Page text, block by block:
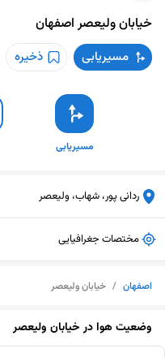
خیابان ولیعصر اصفهان
مسیریابی ذخیره
مسیریابی
ردانی پور، شهاب، ولیعصر
مختصات جغرافیایی
اصفهان / خیابان ولیعصر
وضعیت هوا درخیابان ولیعصر